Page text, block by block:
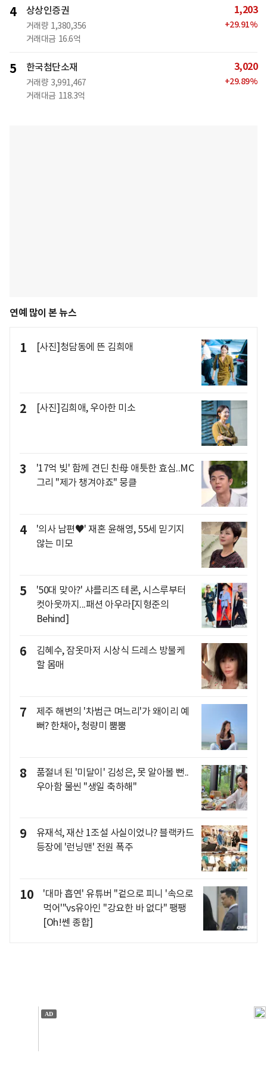
4 상상인증권
거래량 1,380,356
거래대금 16.6억
1,203
+29.91%
5 한국첨단소재
거래량 3,991,467
거래대금 118.3억
3,020
+29.89%
연예 많이 본 뉴스
1 [사진]청담동에 뜬 김희애
2 [사진]김희애, 우아한 미소
3
'17억 빚' 함께 견딘 친母 애틋한 효심..MC
그리 "제가 챙겨야죠" 뭉클
4
'의사 남편♥' 재혼 윤해영, 55세 믿기지
않는 미모
5
'50대 맞아?' 샤를리즈 테론, 시스루부터
컷아웃까지...패션 아우라[지형준의
Behind]
6
김혜수, 잠옷마저 시상식 드레스 방불케
할 몸매
7
제주 해변의 '차범근 며느리'가 왜이리 예
뻐? 한채아, 청량미 뿜뿜
8
품절녀 된 '미달이' 김성은, 못 알아볼 뻔..
우아함 물씬 "생일 축하해"
9
유재석, 재산 1조설 사실이었나? 블랙카드
등장에 '런닝맨' 전원 폭주
10
'대마 흡연' 유튜버 "겉으로 피니 '속으로
먹어'"vs유아인 "강요한 바 없다" 팽팽
[Oh!쎈 종합]